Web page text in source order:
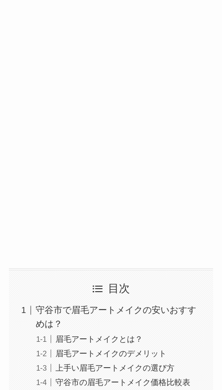
目次
守谷市で眉毛アートメイクの安いおすす
めは？
眉毛アートメイクとは？
眉毛アートメイクのデメリット
上手い眉毛アートメイクの選び方
守谷市の眉毛アートメイク価格比較表